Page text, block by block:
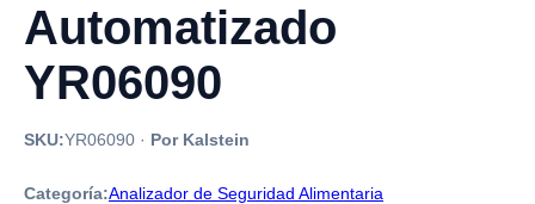
Automatizado
YR06090
SKU:YR06090 · Por Kalstein
Categoría:Analizador de Seguridad Alimentaria